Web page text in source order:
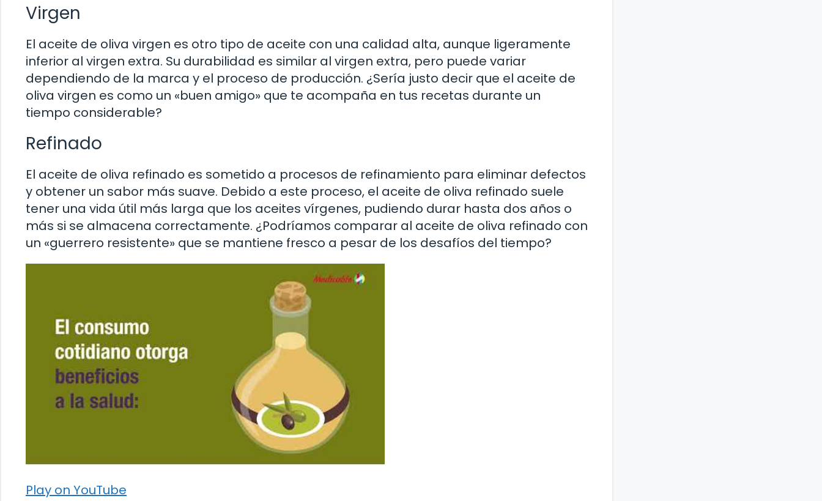
Virgen
El aceite de oliva virgen es otro tipo de aceite con una calidad alta, aunque ligeramente
inferior al virgen extra. Su durabilidad es similar al virgen extra, pero puede variar
dependiendo de la marca y el proceso de producción. ¿Sería justo decir que el aceite de
oliva virgen es como un «buen amigo» que te acompaña en tus recetas durante un
tiempo considerable?
Refinado
El aceite de oliva refinado es sometido a procesos de refinamiento para eliminar defectos
y obtener un sabor más suave. Debido a este proceso, el aceite de oliva refinado suele
tener una vida útil más larga que los aceites vírgenes, pudiendo durar hasta dos años o
más si se almacena correctamente. ¿Podríamos comparar al aceite de oliva refinado con
un «guerrero resistente» que se mantiene fresco a pesar de los desafíos del tiempo?
Play on YouTube